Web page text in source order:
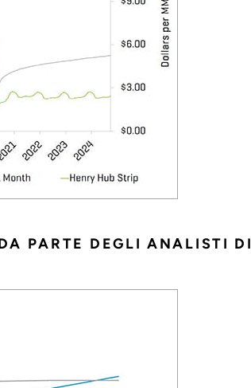
PARTE DEGLI ANALISTI DI